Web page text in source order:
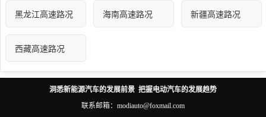
黑龙江高速路况 海南高速路况 新疆高速路况
西藏高速路况
洞悉新能源汽车的发展前景 把握电动汽车的发展趋势
联系邮箱：modiauto@foxmail.com